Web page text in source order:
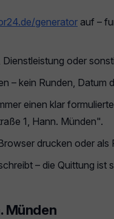
generator auf –
oder
– kein Runden, Datum
einen klar
1, Hann. Münden".
drucken oder als
– die Quittung ist
Münden